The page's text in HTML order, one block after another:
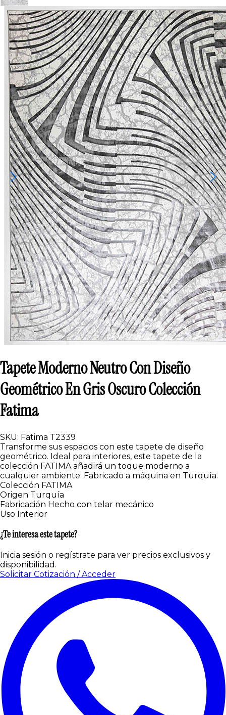
Tapete Moderno Neutro Con Diseño
Geométrico En Gris Oscuro Colección
Fatima
SKU: Fatima T2339
Transforme sus espacios con este tapete de diseño
geométrico. Ideal para interiores, este tapete de la
colección FATIMA añadirá un toque moderno a
cualquier ambiente. Fabricado a máquina en Turquía.
Colección FATIMA
Origen Turquía
Fabricación Hecho con telar mecánico
Uso Interior
¿Te interesa este tapete?
Inicia sesión o regístrate para ver precios exclusivos y
disponibilidad.
Solicitar Cotización / Acceder